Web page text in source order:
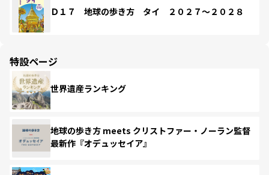
Ｄ１７ 地球の歩き方 タイ ２０２７～２０２８
特設ページ
世界遺産ランキング
地球の歩き方 meets クリストファー・ノーラン監督
最新作『オデュッセイア』